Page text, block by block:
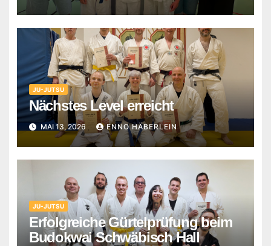
JU-JUTSU
Nächstes Level erreicht
MAI 13, 2026 ENNO HÄBERLEIN
JU-JUTSU
Erfolgreiche Gürtelprüfung beim
Budokwai Schwäbisch Hall